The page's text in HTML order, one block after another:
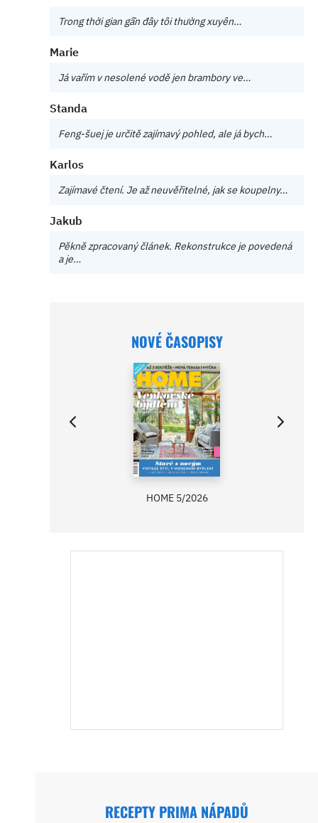
Trong thời gian gần đây tôi thường xuyên…
Marie
Já vařím v nesolené vodě jen brambory ve…
Standa
Feng-šuej je určitě zajímavý pohled, ale já bych…
Karlos
Zajímavé čtení. Je až neuvěřitelné, jak se koupelny…
Jakub
Pěkně zpracovaný článek. Rekonstrukce je povedená
a je…
NOVÉ ČASOPISY
HOME 5/2026
RECEPTY PRIMA NÁPADŮ